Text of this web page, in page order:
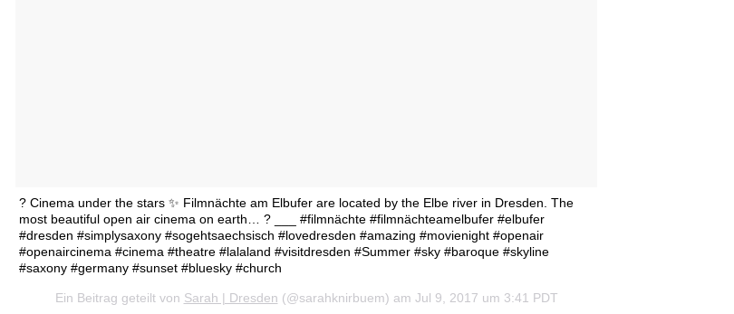
? Cinema under the stars ✨ Filmnächte am Elbufer are located by the Elbe river in Dresden. The
most beautiful open air cinema on earth… ? ___ #filmnächte #filmnächteamelbufer #elbufer
#dresden #simplysaxony #sogehtsaechsisch #lovedresden #amazing #movienight #openair
#openaircinema #cinema #theatre #lalaland #visitdresden #Summer #sky #baroque #skyline
#saxony #germany #sunset #bluesky #church
Ein Beitrag geteilt von Sarah | Dresden (@sarahknirbuem) am Jul 9, 2017 um 3:41 PDT